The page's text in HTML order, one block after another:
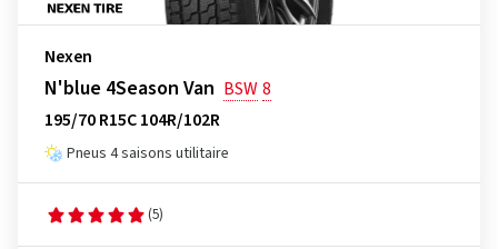
Nexen
N'blue 4Season Van BSW8
195/70 R15C 104R/102R
Pneus 4 saisons utilitaire
(5)